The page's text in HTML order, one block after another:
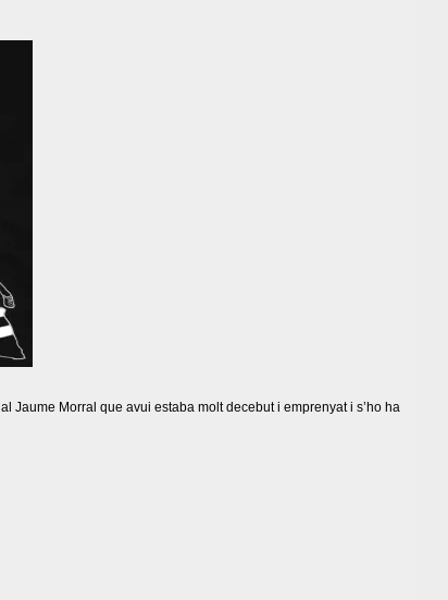
Jaume Morral que avui estaba molt decebut i emprenyat i s’ho ha